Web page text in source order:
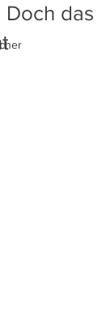
Doch das